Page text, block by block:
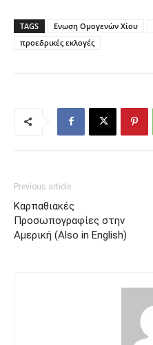
TAGS Ενωση Ομογενών Χίου
προεδρικές εκλογές
Previous article
Καρπαθιακές
Προσωπογραφίες στην
Αμερική (Also in English)